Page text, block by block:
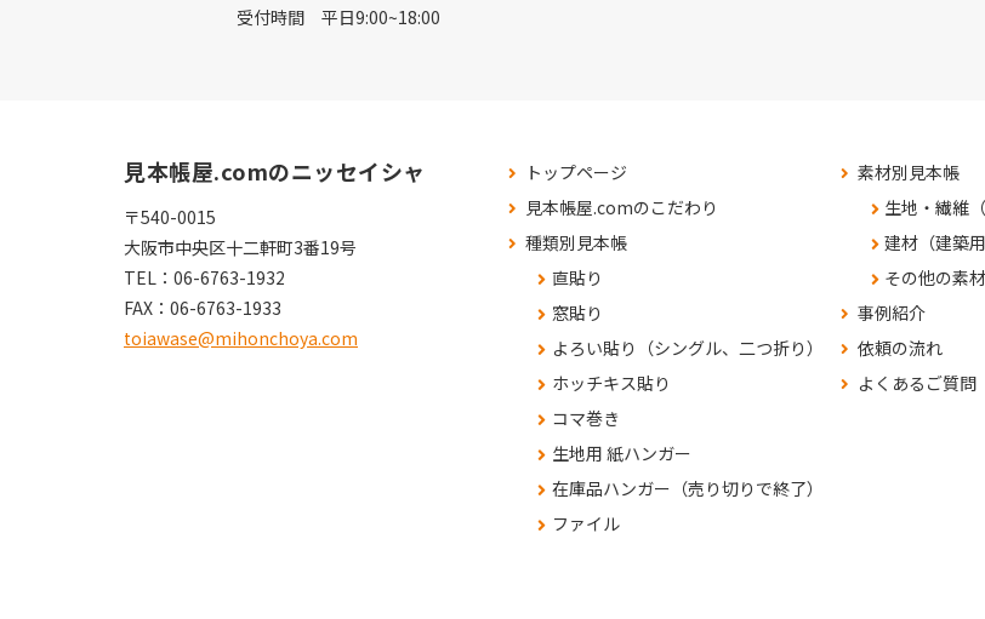
受付時間 平日9:00~18:00
見本帳屋.comのニッセイシャ
〒540-0015
大阪市中央区十二軒町3番19号
TEL： 06-6763-1932
FAX： 06-6763-1933
toiawase@mihonchoya.com
トップページ
見本帳屋.comのこだわり
種類別見本帳
直貼り
窓貼り
よろい貼り（シングル、二つ折り）
ホッチキス貼り
コマ巻き
生地用 紙ハンガー
在庫品ハンガー（売り切りで終了）
ファイル
素材別見本帳
生地・繊維
建材（建築
その他の素
事例紹介
依頼の流れ
よくあるご質問